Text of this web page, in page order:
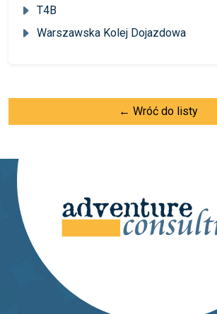
T4B
Warszawska Kolej Dojazdowa
← Wróć do listy